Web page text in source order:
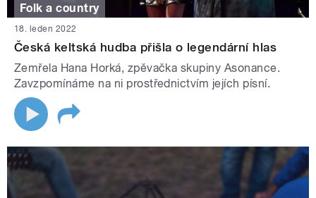
Folk a country
18. leden 2022
Česká keltská hudba přišla o legendární hlas
Zemřela Hana Horká, zpěvačka skupiny Asonance.
Zavzpomínáme na ni prostřednictvím jejích písní.